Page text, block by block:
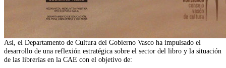
Así, el Departamento de Cultura del Gobierno Vasco ha impulsado el
desarrollo de una reflexión estratégica sobre el sector del libro y la situación
de las librerías en la CAE con el objetivo de: